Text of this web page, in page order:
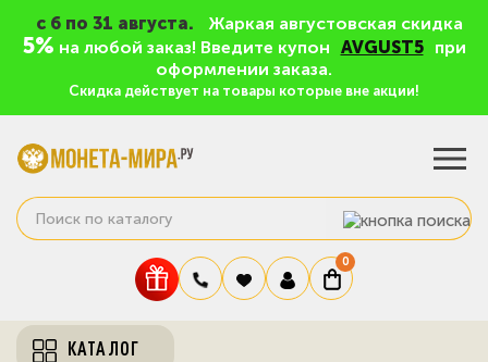
c 6 по 31 августа. Жаркая августовская скидка
5% на любой заказ! Введите купон AVGUST5
при
оформлении заказа.
Скидка действует на товары которые вне акции!
0
КАТАЛОГ